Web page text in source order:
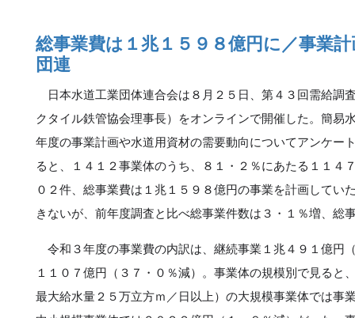
総事業費は１兆１５９８億円に／事業
団連
日本水道工業団体連合会は８月２５日、第４３回需給調
クタイル鉄管協会理事長）をオンラインで開催した。簡易
年度の事業計画や水道用資材の需要動向についてアンケー
ると、１４１２事業体のうち、８１・２％にあたる１１４
０２件、総事業費は１兆１５９８億円の事業を計画してい
きないが、前年度調査と比べ総事業件数は３・１％増、総
令和３年度の事業費の内訳は、継続事業１兆４９１億円
１１０７億円（３７・０％減）。事業体の規模別で見ると
最大給水量２５万立方ｍ／日以上）の大規模事業体では事